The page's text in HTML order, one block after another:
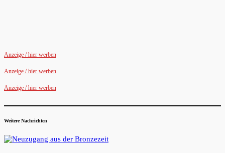
Anzeige / hier werben
Anzeige / hier werben
Anzeige / hier werben
Weitere Nachrichten